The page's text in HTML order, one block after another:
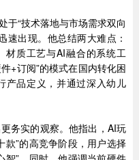
于“技术落地与市场需求双向
速出现。他总结两大难点：
材质工艺与AI融合的系统工
+订阅”的模式在国内转化困
产品定义，并通过深入幼儿
务实的观察。他指出，AI玩
款”的高竞争阶段，用户选择